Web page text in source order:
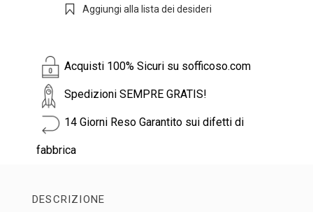
Aggiungi alla lista dei desideri
Acquisti 100% Sicuri su sofficoso.com
Spedizioni SEMPRE GRATIS!
14 Giorni Reso Garantito sui difetti di
fabbrica
DESCRIZIONE